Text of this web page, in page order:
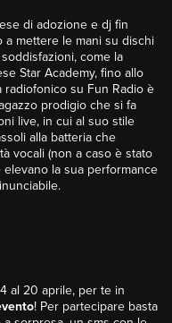
di adozione e dj fin
a mettere le mani su dischi
come la
Star Academy, fino allo
su Fun Radio è
prodigio che si fa
live, in cui al suo stile
alla batteria che
vocali (non a caso è stato
la sua performance
al 20 aprile, per te in
! Per partecipare basta